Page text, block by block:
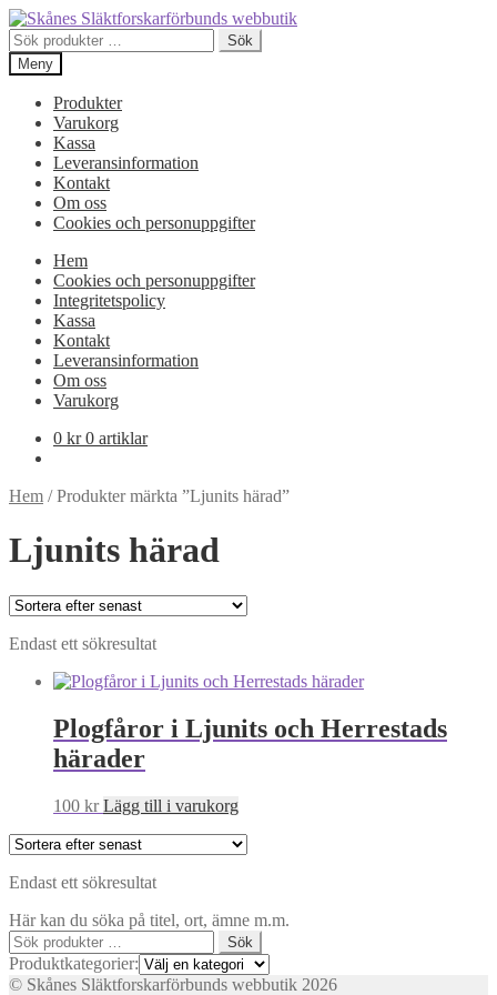
Hoppa
till
navigering
Hoppa
till
innehåll
Sök
efter:
Sök
Meny
Produkter
Varukorg
Kassa
Leveransinformation
Kontakt
Om oss
Cookies och personuppgifter
Hem
Cookies och personuppgifter
Integritetspolicy
Kassa
Kontakt
Leveransinformation
Om oss
Varukorg
0 kr 0 artiklar
Hem /Produkter märkta ”Ljunits härad”
Ljunits härad
Endast ett sökresultat
Plogfåror i Ljunits och Herrestads
härader
100 kr Lägg till i varukorg
Endast ett sökresultat
Här kan du söka på titel, ort, ämne m.m.
Sök
efter:
Sök
Produktkategorier:
© Skånes Släktforskarförbunds webbutik 2026